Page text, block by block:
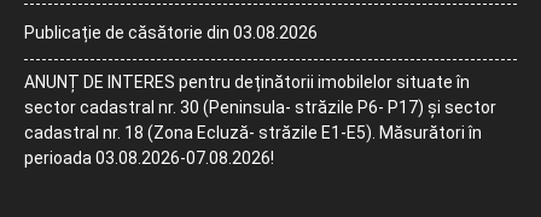
Publicație de căsătorie din 03.08.2026
ANUNȚ DE INTERES pentru deținătorii imobilelor situate în
sector cadastral nr. 30 (Peninsula- străzile P6- P17) și sector
cadastral nr. 18 (Zona Ecluză- străzile E1-E5). Măsurători în
perioada 03.08.2026-07.08.2026!